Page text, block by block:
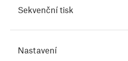
Sekvenční tisk
Nastavení